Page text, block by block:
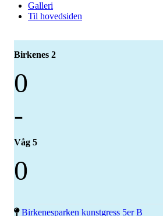
Galleri
Til hovedsiden
Birkenes 2
0
-
Våg 5
0
Birkenesparken kunstgress 5er B